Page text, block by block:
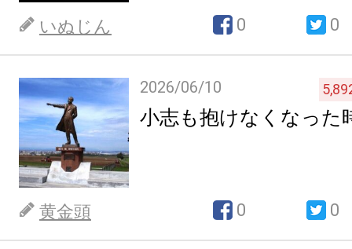
いぬじん 0 0
2026/06/10
小志も抱けなくなった
黄金頭 0 0